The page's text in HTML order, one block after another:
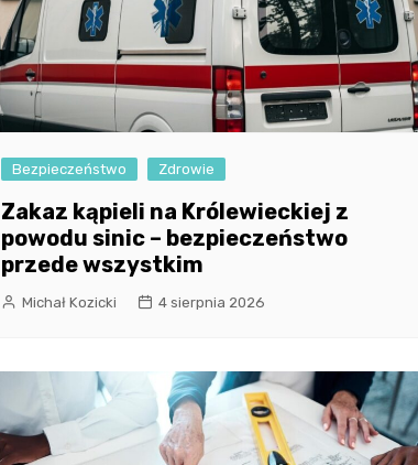
Bezpieczeństwo Zdrowie
Zakaz kąpieli na Królewieckiej z
powodu sinic – bezpieczeństwo
przede wszystkim
Michał Kozicki 4 sierpnia 2026